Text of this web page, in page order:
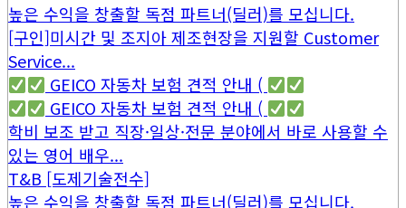
높은 수익을 창출할 독점 파트너(딜러)를 모십니다.
[구인]미시간 및 조지아 제조현장을 지원할 Customer
Service...
GEICO 자동차 보험 견적 안내 (
GEICO 자동차 보험 견적 안내 (
학비 보조 받고 직장·일상·전문 분야에서 바로 사용할 수
있는 영어 배우...
T&B [도제기술전수]
높은 수익을 창출할 독점 파트너(딜러)를 모십니다.